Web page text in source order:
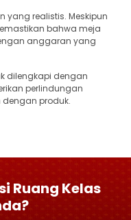
yang realistis. Meskipun
bahwa meja
anggaran yang
dilengkapi dengan
perlindungan
produk.
Ruang Kelas